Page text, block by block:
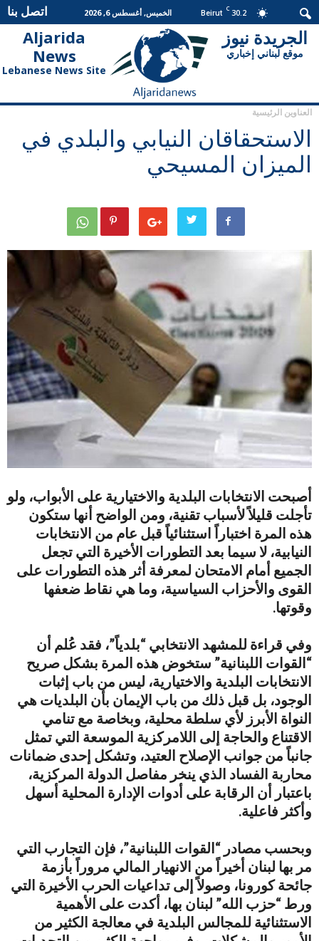
30.2
C
Beirut الخميس, أغسطس 6, 2026 اتصل بنا
Aljarida
News
Lebanese News Site
الجريدة
نيوز
الجريدة نيوز
موقع لبناني إخباري
العناوين الرئيسية
الاستحقاقان النيابي والبلدي في
الميزان المسيحي
أصبحت الانتخابات البلدية والاختيارية على الأبواب، ولو
تأجلت قليلاً لأسباب تقنية، ومن الواضح أنها ستكون
هذه المرة اختباراً استثنائياً قبل عام من الانتخابات
النيابية، لا سيما بعد التطورات الأخيرة التي تجعل
الجميع أمام الامتحان لمعرفة أثر هذه التطورات على
القوى والأحزاب السياسية، وما هي نقاط ضعفها
وقوتها.
وفي قراءة للمشهد الانتخابي “بلدياً”، فقد عُلم أن
“القوات اللبنانية” ستخوض هذه المرة بشكل صريح
الانتخابات البلدية والاختيارية، ليس من باب إثبات
الوجود، بل قبل ذلك من باب الإيمان بأن البلديات هي
النواة الأبرز لأي سلطة محلية، وبخاصة مع تنامي
الاقتناع والحاجة إلى اللامركزية الموسعة التي تمثل
جانباً من جوانب الإصلاح العتيد، وتشكل إحدى ضمانات
محاربة الفساد الذي ينخر مفاصل الدولة المركزية،
باعتبار أن الرقابة على أدوات الإدارة المحلية أسهل
وأكثر فاعلية.
وبحسب مصادر “القوات اللبنانية”، فإن التجارب التي
مر بها لبنان أخيراً من الانهيار المالي مروراً بأزمة
جائحة كورونا، وصولاً إلى تداعيات الحرب الأخيرة التي
ورط “حزب الله” لبنان بها، أكدت على الأهمية
الاستثنائية للمجالس البلدية في معالجة الكثير من